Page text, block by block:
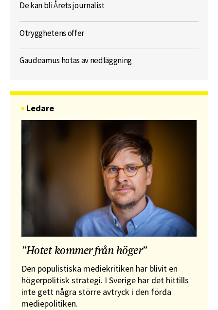
De kan bli Årets journalist
Otrygghetens offer
Gaudeamus hotas av nedläggning
Ledare
”Hotet kommer från höger”
Den populistiska mediekritiken har blivit en
högerpolitisk strategi. I Sverige har det hittills
inte gett några större avtryck i den förda
mediepolitiken.